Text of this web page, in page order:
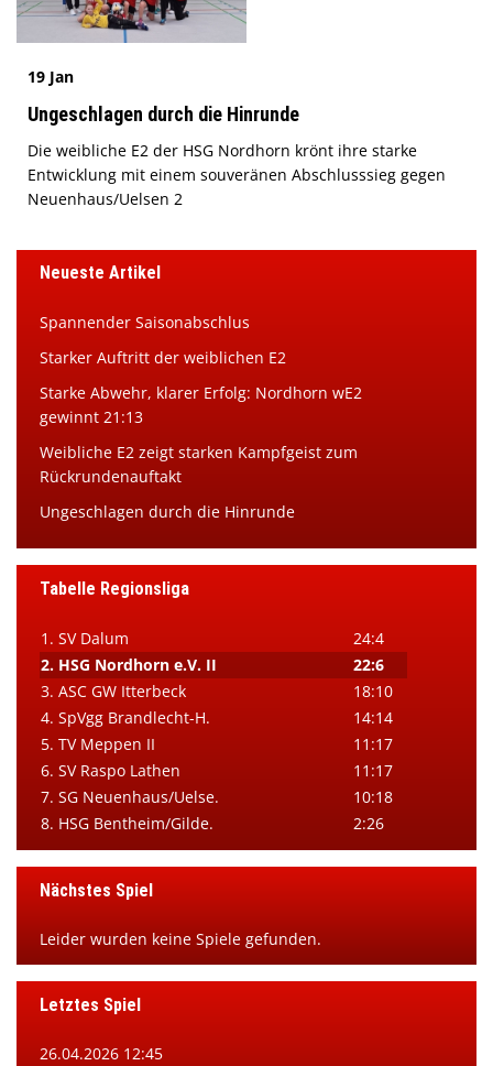
19 Jan
Ungeschlagen durch die Hinrunde
Die weibliche E2 der HSG Nordhorn krönt ihre starke
Entwicklung mit einem souveränen Abschluss­sieg gegen
Neuenhaus/Uelsen 2
Neueste Artikel
Spannender Saisonabschlus
Starker Auftritt der weiblichen E2
Starke Abwehr, klarer Erfolg: Nordhorn wE2
gewinnt 21:13
Weibliche E2 zeigt starken Kampfgeist zum
Rückrundenauftakt
Ungeschlagen durch die Hinrunde
Tabelle Regionsliga
1. SV Dalum
24:4
2. HSG Nordhorn e.V. II
22:6
3. ASC GW Itterbeck
18:10
4. SpVgg Brandlecht-H.
14:14
5. TV Meppen II
11:17
6. SV Raspo Lathen
11:17
7. SG Neuenhaus/Uelse.
10:18
8. HSG Bentheim/Gilde.
2:26
Nächstes Spiel
Leider wurden keine Spiele gefunden.
Letztes Spiel
26.04.2026 12:45